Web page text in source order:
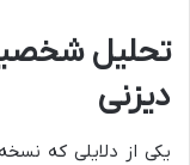
تحلیل
دیزنی
یکی از دلایلی که